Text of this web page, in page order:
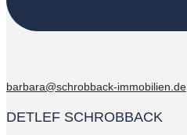
barbara@schrobback-immobilien.de
DETLEF SCHROBBACK